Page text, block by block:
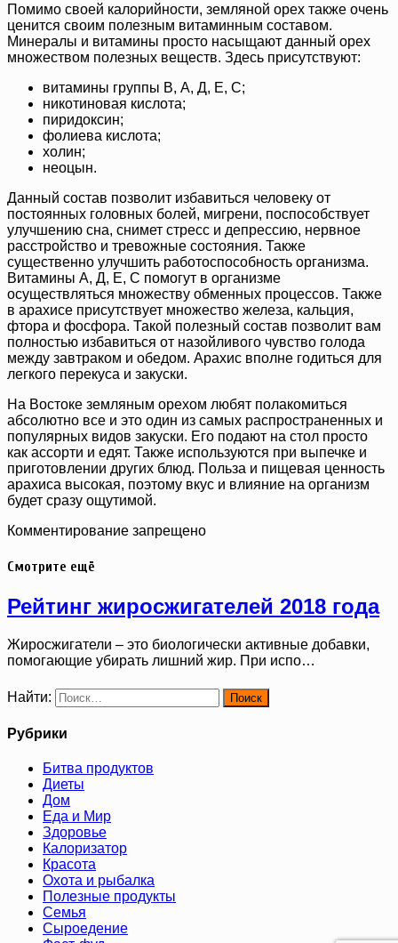
Помимо своей калорийности, земляной орех также очень
ценится своим полезным витаминным составом.
Минералы и витамины просто насыщают данный орех
множеством полезных веществ. Здесь присутствуют:
витамины группы В, А, Д, Е, С;
никотиновая кислота;
пиридоксин;
фолиева кислота;
холин;
неоцын.
Данный состав позволит избавиться человеку от
постоянных головных болей, мигрени, поспособствует
улучшению сна, снимет стресс и депрессию, нервное
расстройство и тревожные состояния. Также
существенно улучшить работоспособность организма.
Витамины А, Д, Е, С помогут в организме
осуществляться множеству обменных процессов. Также
в арахисе присутствует множество железа, кальция,
фтора и фосфора. Такой полезный состав позволит вам
полностью избавиться от назойливого чувство голода
между завтраком и обедом. Арахис вполне годиться для
легкого перекуса и закуски.
На Востоке земляным орехом любят полакомиться
абсолютно все и это один из самых распространенных и
популярных видов закуски. Его подают на стол просто
как ассорти и едят. Также используются при выпечке и
приготовлении других блюд. Польза и пищевая ценность
арахиса высокая, поэтому вкус и влияние на организм
будет сразу ощутимой.
Комментирование запрещено
Смотрите ещё
Рейтинг жиросжигателей 2018 года
Жиросжигатели – это биологически активные добавки,
помогающие убирать лишний жир. При испо…
Найти:
Рубрики
Битва продуктов
Диеты
Дом
Еда и Мир
Здоровье
Калоризатор
Красота
Охота и рыбалка
Полезные продукты
Семья
Сыроедение